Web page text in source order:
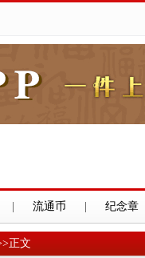
流通币 纪念章
正文